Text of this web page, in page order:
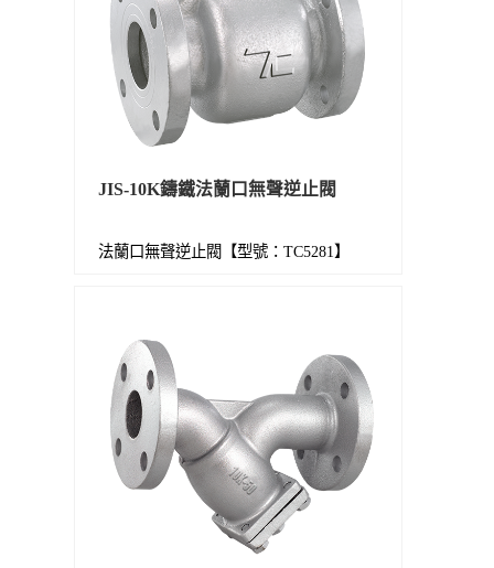
JIS-10K鑄鐵法蘭口無聲逆止閥
法蘭口無聲逆止閥【型號：TC5281】